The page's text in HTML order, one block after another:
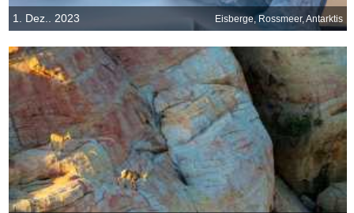
1. Dez.. 2023 Eisberge, Rossmeer, Antarktis